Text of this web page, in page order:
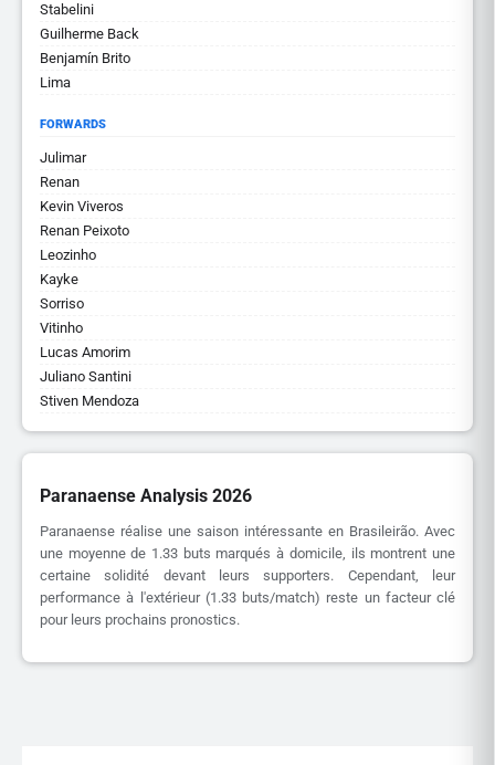
Stabelini
Guilherme Back
Benjamín Brito
Lima
FORWARDS
Julimar
Renan
Kevin Viveros
Renan Peixoto
Leozinho
Kayke
Sorriso
Vitinho
Lucas Amorim
Juliano Santini
Stiven Mendoza
Paranaense Analysis 2026
Paranaense réalise une saison intéressante en Brasileirão. Avec
une moyenne de 1.33 buts marqués à domicile, ils montrent une
certaine solidité devant leurs supporters. Cependant, leur
performance à l'extérieur (1.33 buts/match) reste un facteur clé
pour leurs prochains pronostics.